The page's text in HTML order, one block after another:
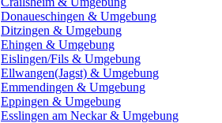
Donaueschingen & Umgebung
Ditzingen & Umgebung
Ehingen & Umgebung
Eislingen/Fils & Umgebung
Ellwangen(Jagst) & Umgebung
Emmendingen & Umgebung
Eppingen & Umgebung
Esslingen am Neckar & Umgebung